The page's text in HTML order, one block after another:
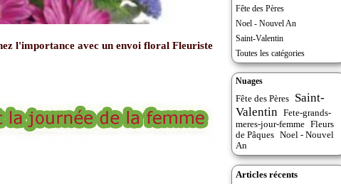
l'importance avec un envoi floral Fleuriste
Fête des Pères
Noel - Nouvel An
Saint-Valentin
Toutes les catégories
Nuages
Fête des Pères
Saint-
Valentin
Fete-grands-
meres-jour-femme Fleurs
de Pâques Noel - Nouvel
An
Articles récents